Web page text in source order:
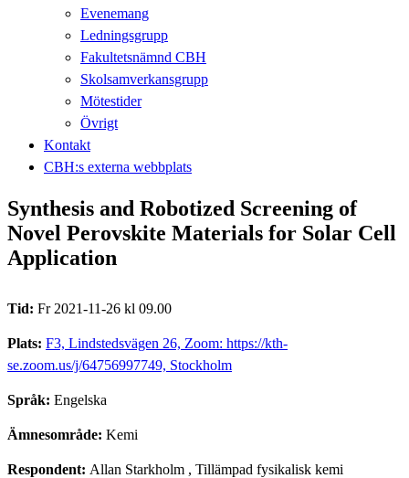
Evenemang
Ledningsgrupp
Fakultetsnämnd CBH
Skolsamverkansgrupp
Mötestider
Övrigt
Kontakt
CBH:s externa webbplats
Synthesis and Robotized Screening of
Novel Perovskite Materials for Solar Cell
Application
Tid: Fr 2021-11-26 kl 09.00
Plats: F3, Lindstedsvägen 26, Zoom: https://kth-
se.zoom.us/j/64756997749, Stockholm
Språk: Engelska
Ämnesområde: Kemi
Respondent: Allan Starkholm , Tillämpad fysikalisk kemi